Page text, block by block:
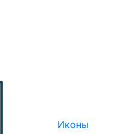
Иконы